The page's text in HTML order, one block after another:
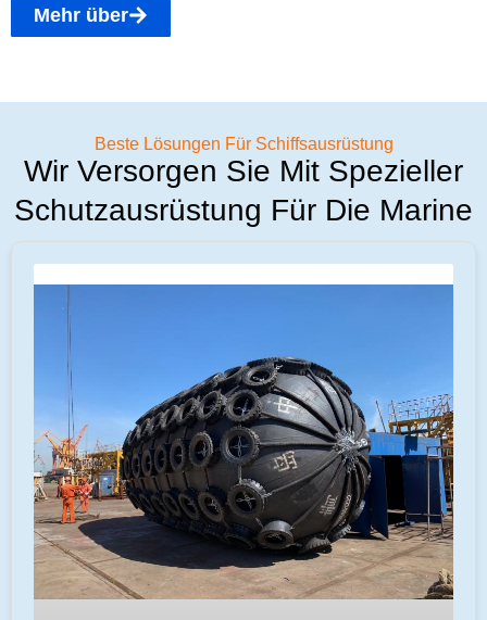
Mehr über
Beste Lösungen Für Schiffsausrüstung
Wir Versorgen Sie Mit Spezieller
Schutzausrüstung Für Die Marine